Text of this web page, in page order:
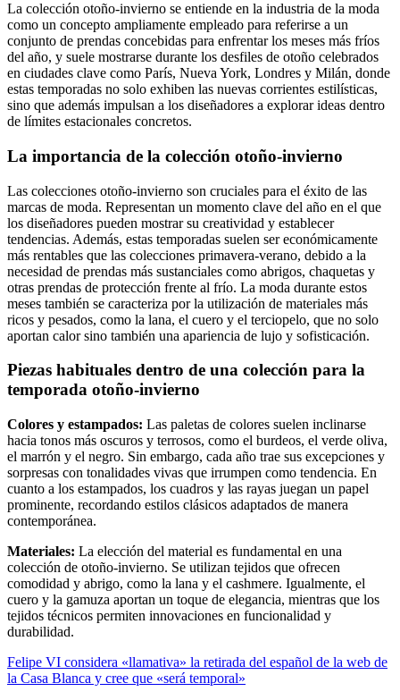
La colección otoño-invierno se entiende en la industria de la moda
como un concepto ampliamente empleado para referirse a un
conjunto de prendas concebidas para enfrentar los meses más fríos
del año, y suele mostrarse durante los desfiles de otoño celebrados
en ciudades clave como París, Nueva York, Londres y Milán, donde
estas temporadas no solo exhiben las nuevas corrientes estilísticas,
sino que además impulsan a los diseñadores a explorar ideas dentro
de límites estacionales concretos.
La importancia de la colección otoño-invierno
Las colecciones otoño-invierno son cruciales para el éxito de las
marcas de moda. Representan un momento clave del año en el que
los diseñadores pueden mostrar su creatividad y establecer
tendencias. Además, estas temporadas suelen ser económicamente
más rentables que las colecciones primavera-verano, debido a la
necesidad de prendas más sustanciales como abrigos, chaquetas y
otras prendas de protección frente al frío. La moda durante estos
meses también se caracteriza por la utilización de materiales más
ricos y pesados, como la lana, el cuero y el terciopelo, que no solo
aportan calor sino también una apariencia de lujo y sofisticación.
Piezas habituales dentro de una colección para la
temporada otoño-invierno
Colores y estampados: Las paletas de colores suelen inclinarse
hacia tonos más oscuros y terrosos, como el burdeos, el verde oliva,
el marrón y el negro. Sin embargo, cada año trae sus excepciones y
sorpresas con tonalidades vivas que irrumpen como tendencia. En
cuanto a los estampados, los cuadros y las rayas juegan un papel
prominente, recordando estilos clásicos adaptados de manera
contemporánea.
Materiales: La elección del material es fundamental en una
colección de otoño-invierno. Se utilizan tejidos que ofrecen
comodidad y abrigo, como la lana y el cashmere. Igualmente, el
cuero y la gamuza aportan un toque de elegancia, mientras que los
tejidos técnicos permiten innovaciones en funcionalidad y
durabilidad.
Felipe VI considera «llamativa» la retirada del español de la web de
la Casa Blanca y cree que «será temporal»